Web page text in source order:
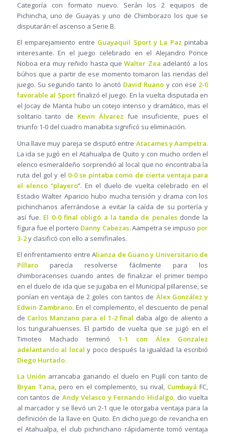
Categoría con formato nuevo. Serán los 2 equipos de
Pichincha, uno de Guayas y uno de Chimborazo los que se
disputarán el ascenso a Serie B.
El emparejamiento entre Guayaquil Sport y La Paz pintaba
interesante. En el juego celebrado en el Alejandro Ponce
Noboa era muy reñido hasta queWalter Zea adelantó a los
búhos que a partir de ese momento tomaron las riendas del
juego. Su segundo tanto lo anotó David Ruano y con ese 2-0
favorable al Sportfinalizó el juego. En la vuelta disputada en
el Jocay de Manta hubo un cotejo intenso y dramático, mas el
solitario tanto de Kevin Álvarez fue insuficiente, pues el
triunfo 1-0 del cuadro manabita significó su eliminación.
Una llave muy pareja se disputó entre Atacames y Aampetra.
La ida se jugó en el Atahualpa de Quito y con mucho orden el
elenco esmeraldeño sorprendió al local que no encontraba la
ruta del gol y el 0-0 se pintaba como de cierta ventaja para
el elenco “playero”. En el duelo de vuelta celebrado en el
Estadio Walter Aparicio hubo mucha tensión y drama con los
pichinchanos aferrándose a evitar la caída de su portería y
así fue. El 0-0 final obligó a la tanda de penalesdonde la
figura fue el portero Danny Cabezas.Aampetra se impuso por
3-2y clasificó con ello a semifinales.
El enfrentamiento entre Alianza de Guano y Universitario de
Píllaroparecía resolverse fácilmente para los
chimboracenses cuando antes de finalizar el primer tiempo
en el duelo de ida que se jugaba en el Municipal pillarense, se
ponían en ventaja de 2 goles con tantos de Álex González y
Edwin Zambrano. En el complemento, el descuento de penal
de Carlos Manzano para el 1-2 final daba algo de aliento a
los tungurahuenses. El partido de vuelta que se jugó en el
Timoteo Machado terminó 1-1 con Álex Gonzalez
adelantando al local y poco después la igualdad la escribió
Diego Hurtado.
La Unión arrancaba ganando el duelo en Pujilí con tanto de
Bryan Tana, pero en el complemento, su rival, Cumbayá FC,
con tantos de Andy Velasco y Fernando Hidalgo, dio vuelta
al marcador y se llevó un 2-1 que le otorgaba ventaja para la
definición de la llave en Quito. En dicho juego de revancha en
el Atahualpa, el club pichinchano rápidamente tomó ventaja